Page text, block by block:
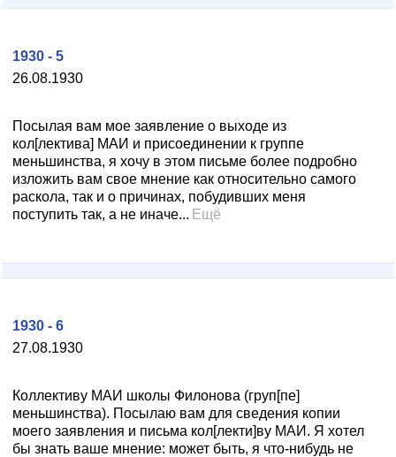
26.08.1930
1930 - 5
Посылая вам мое заявление о выходе из
кол[лектива] МАИ и присоединении к группе
меньшинства, я хочу в этом письме более подробно
изложить вам свое мнение как относительно самого
раскола, так и о причинах, побудивших меня
поступить так, а не иначе... Ещё
27.08.1930
1930 - 6
Коллективу МАИ школы Филонова (груп[пе]
меньшинства). Посылаю вам для сведения копии
моего заявления и письма кол[лекти]ву МАИ. Я хотел
бы знать ваше мнение: может быть, я что-нибудь не